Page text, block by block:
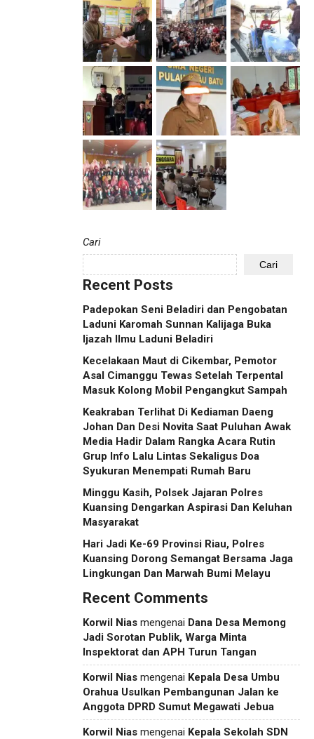
Cari
Cari
Recent Posts
Padepokan Seni Beladiri dan Pengobatan
Laduni Karomah Sunnan Kalijaga Buka
Ijazah Ilmu Laduni Beladiri
Kecelakaan Maut di Cikembar, Pemotor
Asal Cimanggu Tewas Setelah Terpental
Masuk Kolong Mobil Pengangkut Sampah
Keakraban Terlihat Di Kediaman Daeng
Johan Dan Desi Novita Saat Puluhan Awak
Media Hadir Dalam Rangka Acara Rutin
Grup Info Lalu Lintas Sekaligus Doa
Syukuran Menempati Rumah Baru
Minggu Kasih, Polsek Jajaran Polres
Kuansing Dengarkan Aspirasi Dan Keluhan
Masyarakat
Hari Jadi Ke-69 Provinsi Riau, Polres
Kuansing Dorong Semangat Bersama Jaga
Lingkungan Dan Marwah Bumi Melayu
Recent Comments
Korwil Nias mengenai Dana Desa Memong
Jadi Sorotan Publik, Warga Minta
Inspektorat dan APH Turun Tangan
Korwil Nias mengenai Kepala Desa Umbu
Orahua Usulkan Pembangunan Jalan ke
Anggota DPRD Sumut Megawati Jebua
Korwil Nias mengenai Kepala Sekolah SDN